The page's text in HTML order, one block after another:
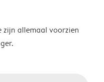
zijn allemaal voorzien